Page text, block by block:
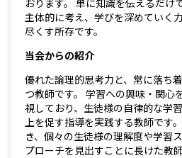
主体的に考え、学びを深めていく
尽くす所存です。
当会からの紹介
優れた論理的思考力と、常に落ち
つ教師です。 学習への興味・関心
視しており、生徒様の自律的な学
上を促す指導を実践する教師です
き、個々の生徒様の理解度や学習
プローチを見出すことに長けた教師